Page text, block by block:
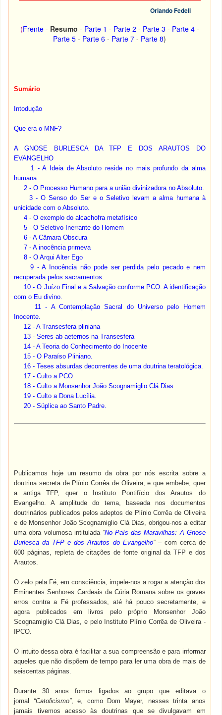
Orlando Fedeli
(Frente - Resumo - Parte 1 - Parte 2 - Parte 3 - Parte 4-
Parte 5- Parte 6- Parte 7- Parte 8)
Sumário
Intodução
Que era o MNF?
A GNOSE BURLESCA DA TFP E DOS ARAUTOS DO
EVANGELHO
1 - A Ideia de Absoluto reside no mais profundo da alma
humana.
2 - O Processo Humano para a união divinizadora no Absoluto.
3 - O Senso do Ser e o Seletivo levam a alma humana à
unicidade com o Absoluto.
4 - O exemplo do alcachofra metafísico
5 - O Seletivo Inerrante do Homem
6 - A Câmara Obscura
7 - A inocência primeva
8 - O Arqui Alter Ego
9 - A Inocência não pode ser perdida pelo pecado e nem
recuperada pelos sacramentos.
10 - O Juízo Final e a Salvação conforme PCO. A identificação
com o Eu divino.
11 - A Contemplação Sacral do Universo pelo Homem
Inocente.
12 - A Transesfera pliniana
13 - Seres ab aeternos na Transesfera
14 - A Teoria do Conhecimento do Inocente
15 - O Paraíso Pliniano.
16 - Teses absurdas decorrentes de uma doutrina teratológica.
17 - Culto a PCO
18 - Culto a Monsenhor João Scognamiglio Clá Dias
19 - Culto a Dona Lucília.
20 - Súplica ao Santo Padre.
Publicamos hoje um resumo da obra por nós escrita sobre a
doutrina secreta de Plínio Corrêa de Oliveira, e que embebe, quer
a antiga TFP, quer o Instituto Pontifício dos Arautos do
Evangelho. A amplitude do tema, baseada nos documentos
doutrinários publicados pelos adeptos de Plínio Corrêa de Oliveira
e de Monsenhor João Scognamiglio Clá Dias, obrigou-nos a editar
uma obra volumosa intitulada “No País das Maravilhas: A Gnose
Burlesca da TFP e dos Arautos do Evangelho” – com cerca de
600 páginas, repleta de citações de fonte original da TFP e dos
Arautos.
O zelo pela Fé, em consciência, impele-nos a rogar a atenção dos
Eminentes Senhores Cardeais da Cúria Romana sobre os graves
erros contra a Fé professados, até há pouco secretamente, e
agora publicados em livros pelo próprio Monsenhor João
Scognamiglio Clá Dias, e pelo Instituto Plínio Corrêa de Oliveira -
IPCO.
O intuito dessa obra é facilitar a sua compreensão e para informar
aqueles que não dispõem de tempo para ler uma obra de mais de
seiscentas páginas.
Durante 30 anos fomos ligados ao grupo que editava o
jornal “Catolicismo”, e, como Dom Mayer, nesses trinta anos
jamais tivemos acesso às doutrinas que se divulgavam em